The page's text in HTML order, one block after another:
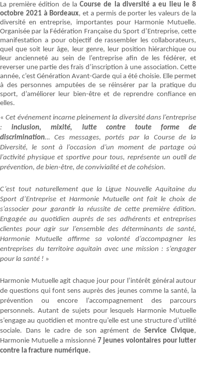
La première édition de laCourse de la diversité a eu lieu le 8
octobre 2021 à Bordeaux, et a permis de porter les valeurs de la
diversité en entreprise, importantes pour Harmonie Mutuelle.
Organisée par la Fédération Française du Sport d’Entreprise, cette
manifestation a pour objectif de rassembler les collaborateurs,
quel que soit leur âge, leur genre, leur position hiérarchique ou
leur ancienneté au sein de l’entreprise afin de les fédérer, et
reverser une partie des frais d’inscription à une association. Cette
année, c’est Génération Avant-Garde qui a été choisie. Elle permet
à des personnes amputées de se réinsérer par la pratique du
sport, d’améliorer leur bien-être et de reprendre confiance en
elles.
«Cet événement incarne pleinement la diversité dans l’entreprise
:inclusion, mixité, lutte contre toute forme de
discrimination… Ces messages, portés par la Course de la
Diversité, le sont à l’occasion d’un moment de partage où
l’activité physique et sportive pour tous, représente un outil de
prévention, de bien-être, de convivialité et de cohésion.
C’est tout naturellement que la Ligue Nouvelle Aquitaine du
Sport d’Entreprise et Harmonie Mutuelle ont fait le choix de
s’associer pour garantir la réussite de cette première édition.
Engagée au quotidien auprès de ses adhérents et entreprises
clientes pour agir sur l’ensemble des déterminants de santé,
Harmonie Mutuelle affirme sa volonté d’accompagner les
entreprises du territoire aquitain avec une mission : s’engager
pour la santé ! »
Harmonie Mutuelle agit chaque jour pour l’intérêt général autour
de questions qui font sens auprès des jeunes comme la santé, la
prévention ou encore l’accompagnement des parcours
personnels. Autant de sujets pour lesquels Harmonie Mutuelle
s’engage au quotidien et montre qu’elle est une structure d’utilité
sociale. Dans le cadre de son agrément deService Civique,
Harmonie Mutuelle a missionné 7 jeunes volontaires pour lutter
contre la fracture numérique.